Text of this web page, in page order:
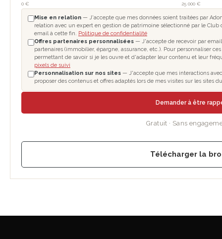
0 € 25 000 €
Mise en relation — J'accepte que mes données soient traitées par
relation avec un expert en gestion de patrimoine sélectionné par le
email à cette fin. Politique de confidentialité
Offres partenaires personnalisées — J'accepte de recevoir par email
partenaires (immobilier, épargne, assurance, etc.). Pour personnaliser
permettant de savoir si je les ouvre et d'adapter leur contenu et leur
pixels de suivi
Personnalisation sur nos sites — J'accepte que mes interactions
proposer des contenus et offres adaptés lors de mes visites sur les sites
Demander à être
Gratuit · Sans
Télécharger la